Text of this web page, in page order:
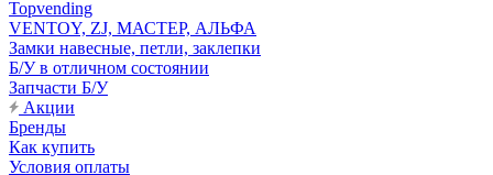
Topvending
VENTOY, ZJ, МАСТЕР, АЛЬФА
Замки навесные, петли, заклепки
Б/У в отличном состоянии
Запчасти Б/У
Акции
Бренды
Как купить
Условия оплаты